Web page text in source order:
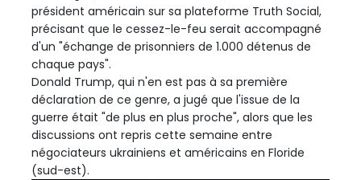
président américain sur sa plateforme Truth Social,
précisant que le cessez-le-feu serait accompagné
d'un "échange de prisonniers de 1.000 détenus de
chaque pays".
Donald Trump, qui n'en est pas à sa première
déclaration de ce genre, a jugé que l'issue de la
guerre était "de plus en plus proche", alors que les
discussions ont repris cette semaine entre
négociateurs ukrainiens et américains en Floride
(sud-est).